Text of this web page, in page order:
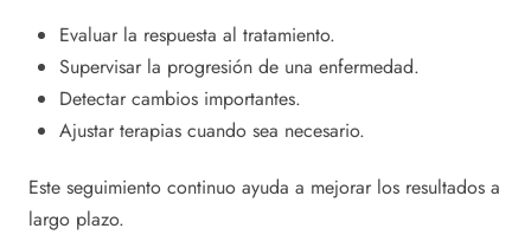
Evaluar la respuesta al tratamiento.
Supervisar la progresión de una enfermedad.
Detectar cambios importantes.
Ajustar terapias cuando sea necesario.
Este seguimiento continuo ayuda a mejorar los resultados a
largo plazo.